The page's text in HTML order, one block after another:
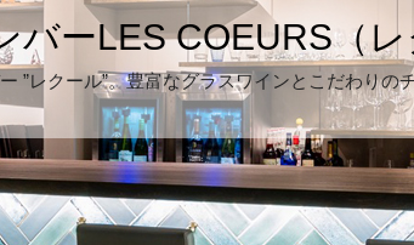
バーLES COEURS（
”レクール”。豊富なグラスワインとこだわりの